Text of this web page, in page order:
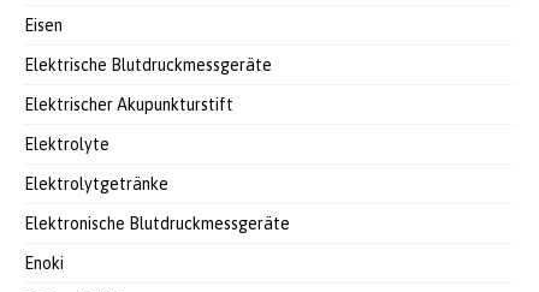
Eisen
Elektrische Blutdruckmessgeräte
Elektrischer Akupunkturstift
Elektrolyte
Elektrolytgetränke
Elektronische Blutdruckmessgeräte
Enoki